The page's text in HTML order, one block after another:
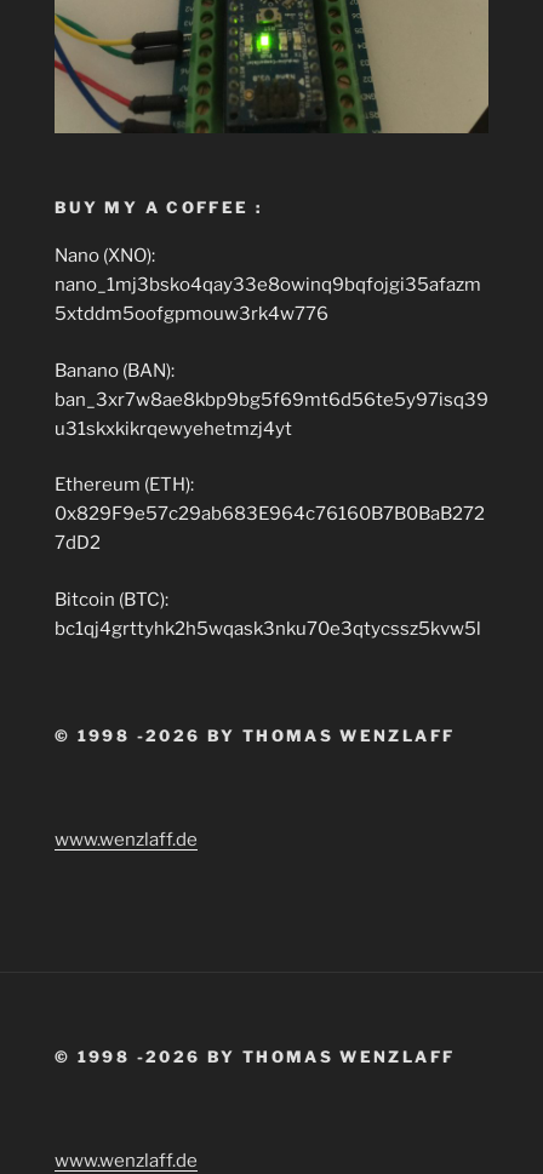
BUY MY A COFFEE :
Nano (XNO):
nano_1mj3bsko4qay33e8owinq9bqfojgi35afazm
5xtddm5oofgpmouw3rk4w776
Banano (BAN):
ban_3xr7w8ae8kbp9bg5f69mt6d56te5y97isq39
u31skxkikrqewyehetmzj4yt
Ethereum (ETH):
0x829F9e57c29ab683E964c76160B7B0BaB272
7dD2
Bitcoin (BTC):
bc1qj4grttyhk2h5wqask3nku70e3qtycssz5kvw5l
© 1998 -2026 BY THOMAS WENZLAFF
www.wenzlaff.de
© 1998 -2026 BY THOMAS WENZLAFF
www.wenzlaff.de